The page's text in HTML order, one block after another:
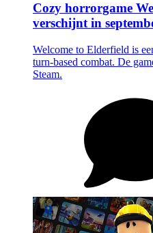
Cozy horrorgame
verschijnt in
Welcome to Elderfield is
turn-based combat. De
Steam.